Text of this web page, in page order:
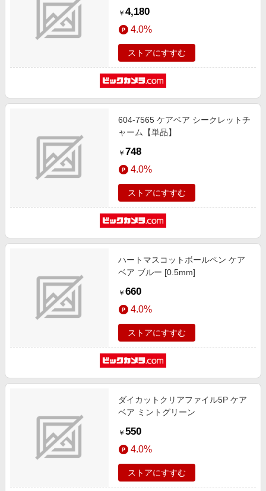
￥ 4,180
4.0%
ストアにすすむ
604-7565 ケアベア シークレットチ
ャーム【単品】
￥ 748
4.0%
ストアにすすむ
ハートマスコットボールペン ケア
ベア ブルー [0.5mm]
￥ 660
4.0%
ストアにすすむ
ダイカットクリアファイル5P ケア
ベア ミントグリーン
￥ 550
4.0%
ストアにすすむ